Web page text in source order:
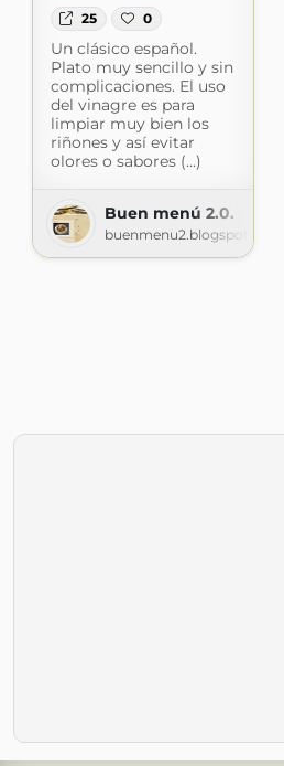
25 0
Un clásico español.
Plato muy sencillo y sin
complicaciones. El uso
del vinagre es para
limpiar muy bien los
riñones y así evitar
olores o sabores (...)
Buen menú 2.0.
buenmenu2.blogspot.com